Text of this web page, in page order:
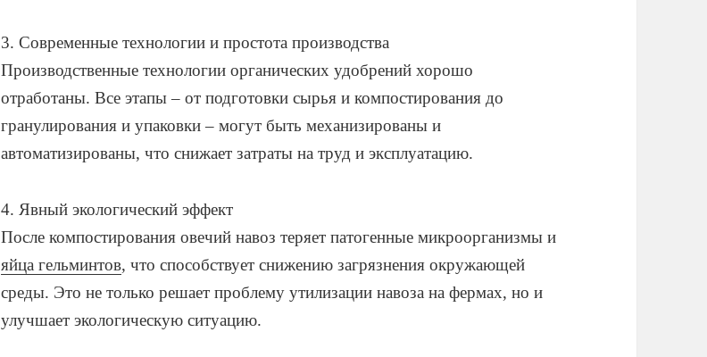
3. Современные технологии и простота производства
Производственные технологии органических удобрений хорошо
отработаны. Все этапы – от подготовки сырья и компостирования до
гранулирования и упаковки – могут быть механизированы и
автоматизированы, что снижает затраты на труд и эксплуатацию.
4. Явный экологический эффект
После компостирования овечий навоз теряет патогенные микроорганизмы и
яйца гельминтов, что способствует снижению загрязнения окружающей
среды. Это не только решает проблему утилизации навоза на фермах, но и
улучшает экологическую ситуацию.